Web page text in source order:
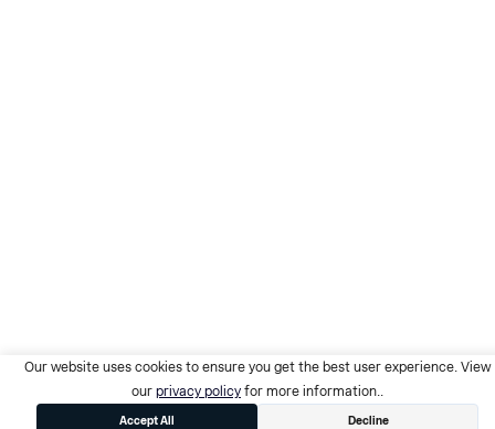
Our website uses cookies to ensure you get the best user experience. View
our privacy policy for more information..
Accept All Decline